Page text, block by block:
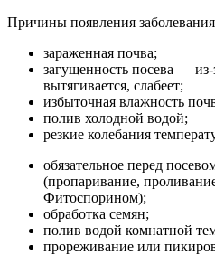
Причины появления
зараженная почва;
загущенность посева — из-
вытягивается, слабеет;
избыточная влажность
полив холодной водой;
резкие колебания
обязательное перед
(пропаривание,
Фитоспорином);
обработка семян;
полив водой комнатной
прореживание или